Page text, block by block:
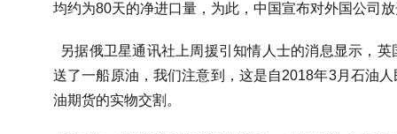
均约为80天的净进口量，为此，中国宣布对外国公司
另据俄卫星通讯社上周援引知情人士的消息显示，
送了一船原油，我们注意到，这是自2018年3月石油
油期货的实物交割。